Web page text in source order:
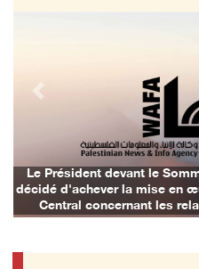
09/August/2026 07:34 AM
Des milices de colons
09/August/2026 07:02 AM
Des cas d’asphyxie ont été
09/August/2026 12:16 AM
Le Président devant le
décidé d'achever la mise en
Central concernant les
Previous